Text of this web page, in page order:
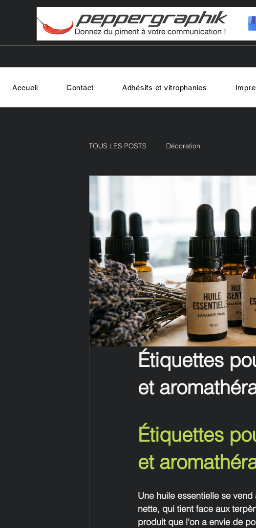
Accueil Contact Adhésifs et vitrophanies
TOUS LES POSTS Décoration
Étiquettes
et
Étiquettes
et
Une huile essentielle se
nette, qui tient face aux
produit que l'on a envie de